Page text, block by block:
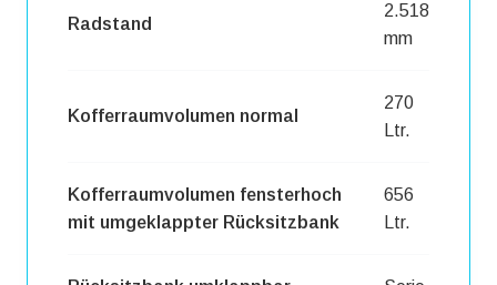
Radstand
2.518
mm
Kofferraumvolumen normal
270
Ltr.
Kofferraumvolumen fensterhoch
mit umgeklappter Rücksitzbank
656
Ltr.